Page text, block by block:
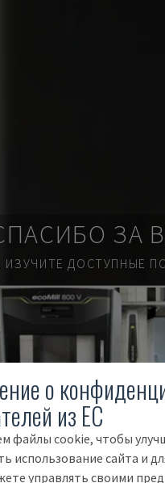
ЗА
ИЗУЧИТЕ ДОСТУПНЫЕ
о
из ЕС
файлы cookie, чтобы
использование сайта и
управлять своими